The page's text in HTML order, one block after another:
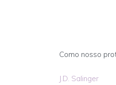
Como nosso
J.D. Salinger